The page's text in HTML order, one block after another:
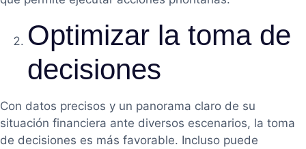
Optimizar la toma de
decisiones
Con datos precisos y un panorama claro de su
situación financiera ante diversos escenarios, la toma
de decisiones es más favorable. Incluso puede